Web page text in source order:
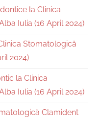
la Clinica
Iulia (16 April 2024)
Stomatologică
2024)
la Clinica
Iulia (16 April 2024)
Clamident